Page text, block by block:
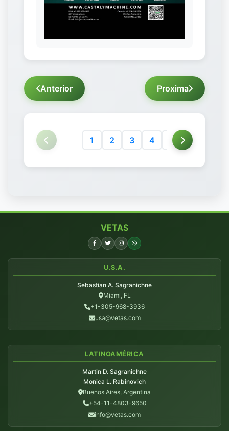
Anterior Proxima
1 2 3 4 5 6
VETAS
U.S.A.
Sebastian A. Sagranichne
Miami, FL
+1-305-968-3936
usa@vetas.com
LATINOAMÉRICA
Martin D. Sagranichne
Monica L. Rabinovich
Buenos Aires, Argentina
+54-11-4803-9650
info@vetas.com